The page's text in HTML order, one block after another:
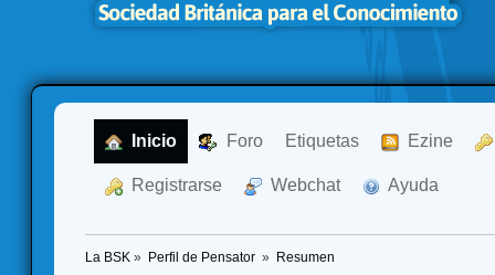
Inicio Foro Etiquetas Ezine
Registrarse Webchat Ayuda
La BSK » Perfil de Pensator » Resumen